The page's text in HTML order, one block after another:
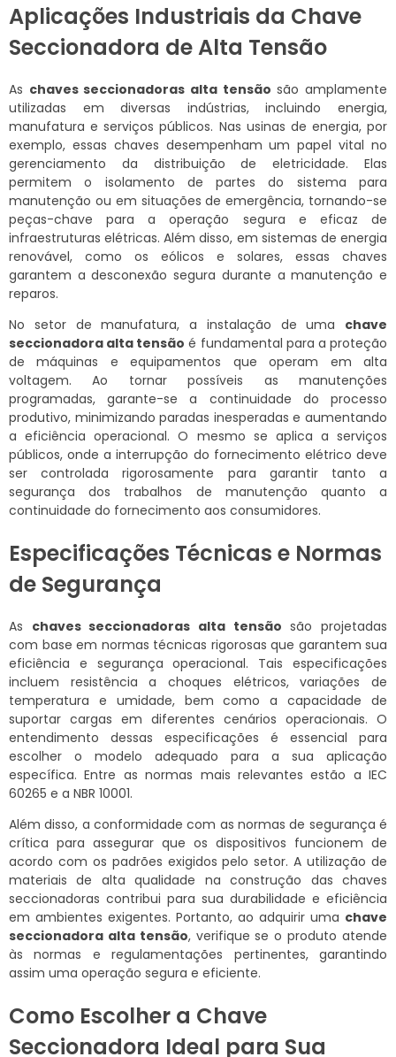
Aplicações Industriais da Chave
Seccionadora de Alta Tensão
As chaves seccionadoras alta tensão são amplamente
utilizadas em diversas indústrias, incluindo energia,
manufatura e serviços públicos. Nas usinas de energia, por
exemplo, essas chaves desempenham um papel vital no
gerenciamento da distribuição de eletricidade. Elas
permitem o isolamento de partes do sistema para
manutenção ou em situações de emergência, tornando-se
peças-chave para a operação segura e eficaz de
infraestruturas elétricas. Além disso, em sistemas de energia
renovável, como os eólicos e solares, essas chaves
garantem a desconexão segura durante a manutenção e
reparos.
No setor de manufatura, a instalação de uma chave
seccionadora alta tensão é fundamental para a proteção
de máquinas e equipamentos que operam em alta
voltagem. Ao tornar possíveis as manutenções
programadas, garante-se a continuidade do processo
produtivo, minimizando paradas inesperadas e aumentando
a eficiência operacional. O mesmo se aplica a serviços
públicos, onde a interrupção do fornecimento elétrico deve
ser controlada rigorosamente para garantir tanto a
segurança dos trabalhos de manutenção quanto a
continuidade do fornecimento aos consumidores.
Especificações Técnicas e Normas
de Segurança
As chaves seccionadoras alta tensão são projetadas
com base em normas técnicas rigorosas que garantem sua
eficiência e segurança operacional. Tais especificações
incluem resistência a choques elétricos, variações de
temperatura e umidade, bem como a capacidade de
suportar cargas em diferentes cenários operacionais. O
entendimento dessas especificações é essencial para
escolher o modelo adequado para a sua aplicação
específica. Entre as normas mais relevantes estão a IEC
60265 e a NBR 10001.
Além disso, a conformidade com as normas de segurança é
crítica para assegurar que os dispositivos funcionem de
acordo com os padrões exigidos pelo setor. A utilização de
materiais de alta qualidade na construção das chaves
seccionadoras contribui para sua durabilidade e eficiência
em ambientes exigentes. Portanto, ao adquirir uma chave
seccionadora alta tensão, verifique se o produto atende
às normas e regulamentações pertinentes, garantindo
assim uma operação segura e eficiente.
Como Escolher a Chave
Seccionadora Ideal para Sua